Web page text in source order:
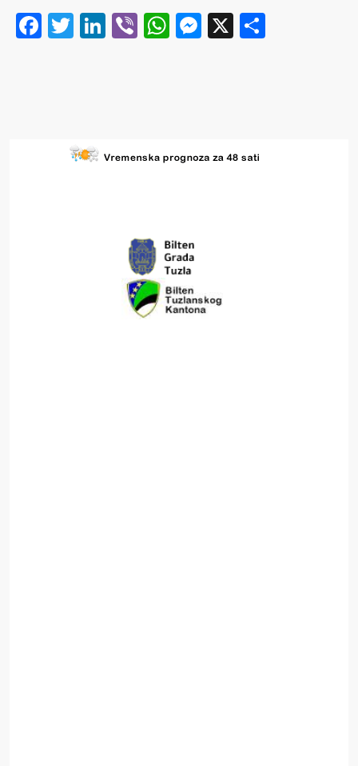
Facebook
Twitter
LinkedIn
ViberWhatsApp
Messenger
X